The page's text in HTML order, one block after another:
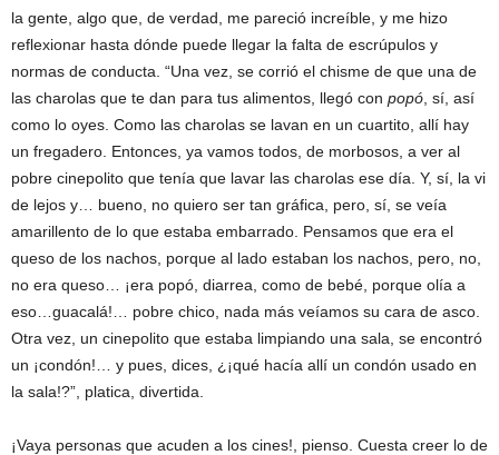
la gente, algo que, de verdad, me pareció increíble, y me hizo
reflexionar hasta dónde puede llegar la falta de escrúpulos y
normas de conducta. “Una vez, se corrió el chisme de que una de
las charolas que te dan para tus alimentos, llegó con popó , sí, así
como lo oyes. Como las charolas se lavan en un cuartito, allí hay
un fregadero. Entonces, ya vamos todos, de morbosos, a ver al
pobre cinepolito que tenía que lavar las charolas ese día. Y, sí, la vi
de lejos y… bueno, no quiero ser tan gráfica, pero, sí, se veía
amarillento de lo que estaba embarrado. Pensamos que era el
queso de los nachos, porque al lado estaban los nachos, pero, no,
no era queso… ¡era popó, diarrea, como de bebé, porque olía a
eso…guacalá!… pobre chico, nada más veíamos su cara de asco.
Otra vez, un cinepolito que estaba limpiando una sala, se encontró
un ¡condón!… y pues, dices, ¿¡qué hacía allí un condón usado en
la sala!?”, platica, divertida.
¡Vaya personas que acuden a los cines!, pienso. Cuesta creer lo de